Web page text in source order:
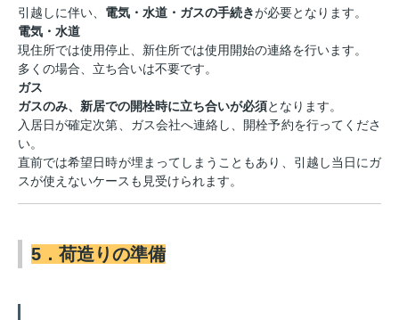
引越しに伴い、 電気・水道・ガスの手続きが必要となります。
電気・水道
現住所では使用停止、新住所では使用開始の連絡を行います。
多くの場合、立ち合いは不要です。
ガス
ガスのみ、新居での開栓時に立ち合いが必須となります。
入居日が確定次第、ガス会社へ連絡し、開栓予約を行ってくださ
い。
直前では希望日時が埋まってしまうこともあり、引越し当日にガ
スが使えないケースも見受けられます。
5．荷造りの準備